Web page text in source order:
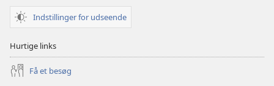
Indstillinger for udseende
Hurtige links
Få et besøg